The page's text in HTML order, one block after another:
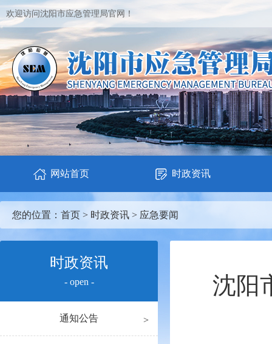
欢迎访问沈阳市应急管理局官网！
网站首页 时政资讯
您的位置： 首页 > 时政资讯 > 应急要闻
时政资讯
- open -
通知公告
沈阳